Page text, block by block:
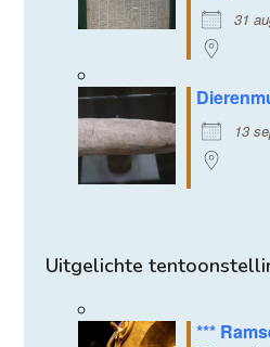
31
13
Uitgelichte
***